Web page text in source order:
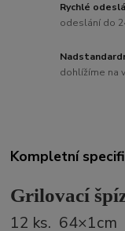
Rychlé
odeslání do
dohlížíme na
Kompletní
Grilovací
12 ks. 64×1cm